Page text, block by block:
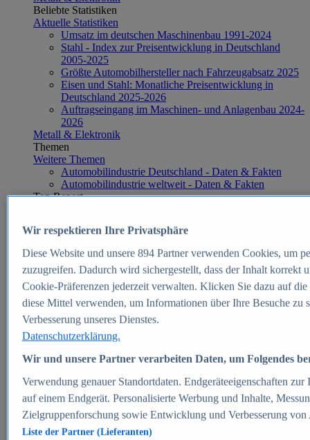
Beliebte Statistiken
Aktuelle Statistiken
Umsatz im deutschen Maschinenbau 1991-2024
Stahl - Index zur Preisentwicklung in Deutschland
2005-2025
Größte Automobilhersteller nach Fahrzeugabsatz 2025
Eisen und Stahl: Monatliche Preisentwicklung in
Deutschland 2025-2026
Auftragseingang im Maschinen- und Anlagenbau 2024-
2026
Metall & Elektronik
Themen
Weitere Themen
Automobilindustrie Deutschland - Daten & Fakten
Automobilindustrie weltweit - Daten & Fakten
Top Report
Zum Report
E-commerce
Beliebte Statistiken
Aktuelle Statistiken
E-Commerce - Entwicklung des Umsatzes in
Deutschland 1999-2025
Umsatz von Amazon in Deutschland und weltweit
2010-2025
B2C-E-Commerce: Top-50 Online Shops in
Deutschland 2024
Marktanteile von Online-Zahlungsverfahren in
Deutschland 2024
Umsatzstarke Warengruppen im Online-Handel in
Deutschland 2023-2025
Wir respektieren Ihre Privatsphäre
Diese Website und unsere 894Partner verwenden Cookies, um
zuzugreifen. Dadurch wird sichergestellt, dass der Inhalt korrekt
Cookie-Präferenzen jederzeit verwalten. Klicken Sie dazu auf
diese Mittel verwenden, um Informationen über Ihre Besuche
Verbesserung unseres Dienstes.
Datenschutzerklärung.
Wir und unsere Partner verarbeiten Daten, um Folgendes
Verwendung genauer Standortdaten. Endgeräteeigenschaften
auf einem Endgerät. Personalisierte Werbung und Inhalte,
Zielgruppenforschung sowie Entwicklung und Verbesserung von
Liste der Partner (Lieferanten)